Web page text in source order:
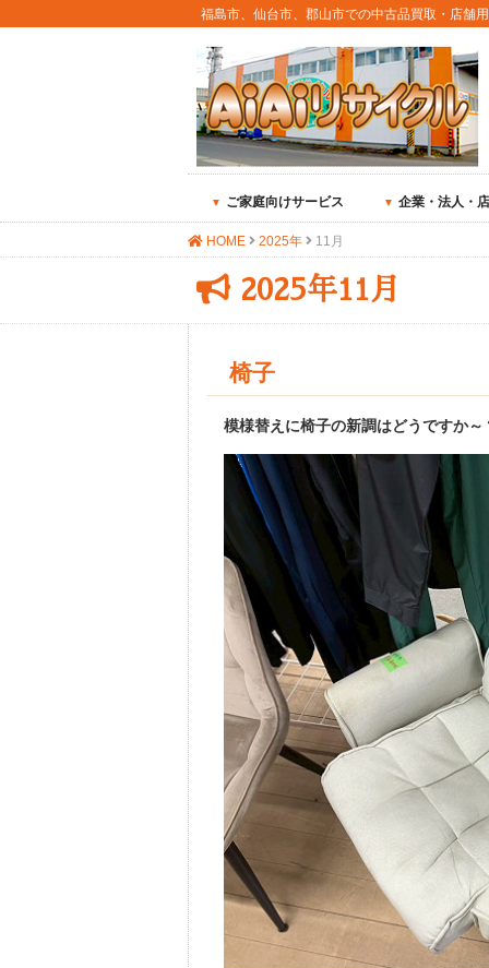
福島市、仙台市、郡山市での中古品買取・店舗
ご家庭向けサービス 企業・法人・
HOME 2025年 11月
2025年11月
椅子
模様替えに椅子の新調はどうですか～